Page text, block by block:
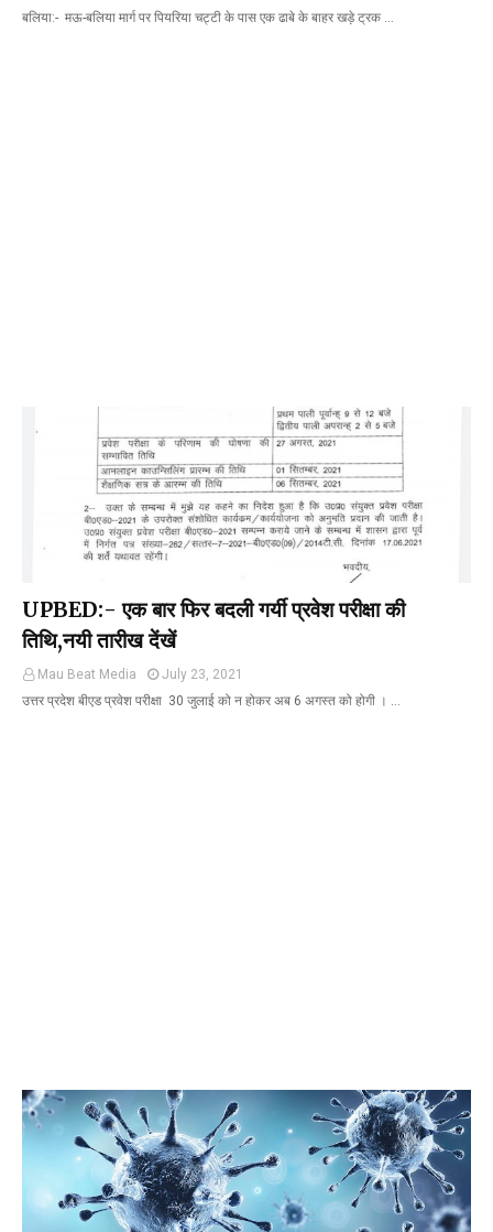
बलिया:- मऊ-बलिया मार्ग पर पियरिया चट्टी के पास एक ढाबे के बाहर खड़े ट्रक …
UPBED:- एक बार फिर बदली गर्यी प्रवेश परीक्षा की
तिथि,नयी तारीख देंखें
Mau Beat Media
July 23, 2021
उत्तर प्रदेश बीएड प्रवेश परीक्षा 30 जुलाई को न होकर अब 6 अगस्त को होगी । …